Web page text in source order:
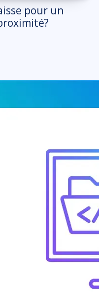
pour un